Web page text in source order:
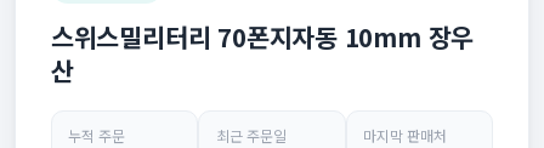
스위스밀리터리 70폰지자동 10mm 장우
산
누적 주문 최근 주문일 마지막 판매처